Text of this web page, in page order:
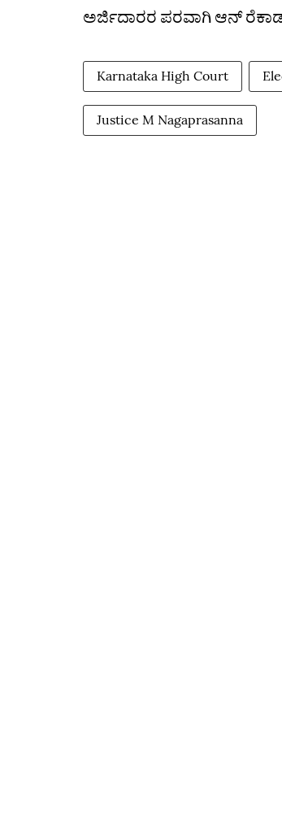
ಅರ್ಜಿದಾರರ ಪರವಾಗಿ ಆನ್‌
Karnataka High Court
Justice M Nagaprasanna